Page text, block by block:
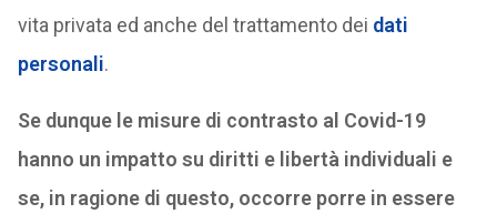
vita privata ed anche del trattamento dei dati
personali.
Se dunque le misure di contrasto al Covid-19
hanno un impatto su diritti e libertà individuali e
se, in ragione di questo, occorre porre in essere